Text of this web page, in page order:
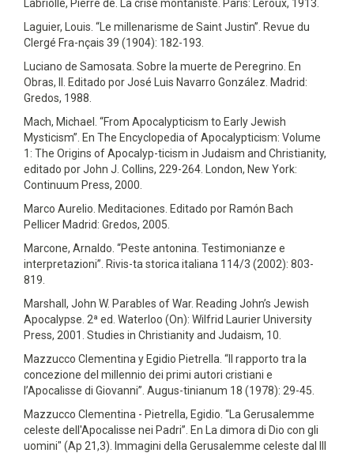
Labriolle, Pierre de. La crise montaniste. Paris: Leroux, 1913.
Laguier, Louis. “Le millenarisme de Saint Justin”. Revue du
Clergé Fra-nçais 39 (1904): 182-193.
Luciano de Samosata. Sobre la muerte de Peregrino. En
Obras, II. Editado por José Luis Navarro González. Madrid:
Gredos, 1988.
Mach, Michael. “From Apocalypticism to Early Jewish
Mysticism”. En The Encyclopedia of Apocalypticism: Volume
1: The Origins of Apocalyp-ticism in Judaism and Christianity,
editado por John J. Collins, 229-264. London, New York:
Continuum Press, 2000.
Marco Aurelio. Meditaciones. Editado por Ramón Bach
Pellicer Madrid: Gredos, 2005.
Marcone, Arnaldo. “Peste antonina. Testimonianze e
interpretazioni”. Rivis-ta storica italiana 114/3 (2002): 803-
819.
Marshall, John W. Parables of War. Reading John’s Jewish
Apocalypse. 2ª ed. Waterloo (On): Wilfrid Laurier University
Press, 2001. Studies in Christianity and Judaism, 10.
Mazzucco Clementina y Egidio Pietrella. “Il rapporto tra la
concezione del millennio dei primi autori cristiani e
l’Apocalisse di Giovanni”. Augus-tinianum 18 (1978): 29-45.
Mazzucco Clementina - Pietrella, Egidio. “La Gerusalemme
celeste dell'Apocalisse nei Padri”. En La dimora di Dio con gli
uomini" (Ap 21,3). Immagini della Gerusalemme celeste dal III